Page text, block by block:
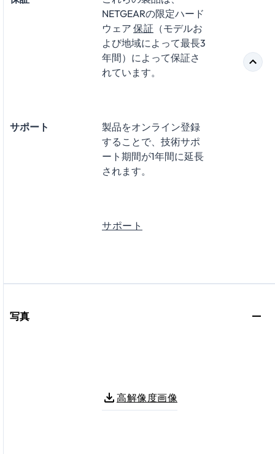
NETGEARの限定ハード
ウェア 保証 （モデルお
よび地域によって最長3
年間）によって保証さ
れています。
サポート
製品をオンライン登録
することで、技術サポ
ート期間が1年間に延長
されます。
サポート
写真
高解像度画像